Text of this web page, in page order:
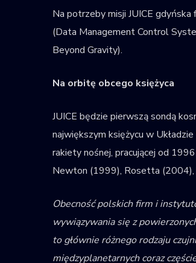
Na potrzeby misji JUICE
(Data Management Control
Beyond Gravity).
Na orbitę obcego księżyca
JUICE będzie pierwszą sondą
największym księżycu w
rakiety nośnej, pracującej od
Newton (1999), Rosetta (2004),
Obecność polskich firm i
wywiązywania się z
to głównie różnego rodzaju
międzyplanetarnych coraz